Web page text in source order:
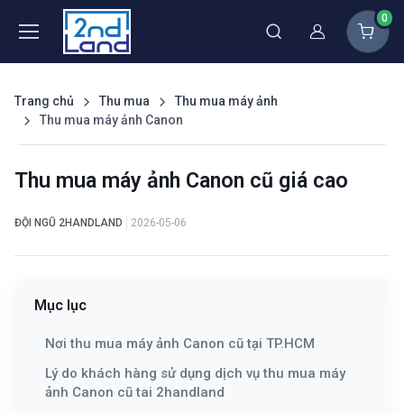
Thành viên
0
Trang chủ Thu mua
Thu mua máy ảnh
Thu mua máy ảnh Canon
Thu mua máy ảnh Canon cũ giá cao
ĐỘI NGŨ 2HANDLAND 2026-05-06
Mục lục
Nơi thu mua máy ảnh Canon cũ tại TP.HCM
Lý do khách hàng sử dụng dịch vụ thu mua máy
ảnh Canon cũ tai 2handland